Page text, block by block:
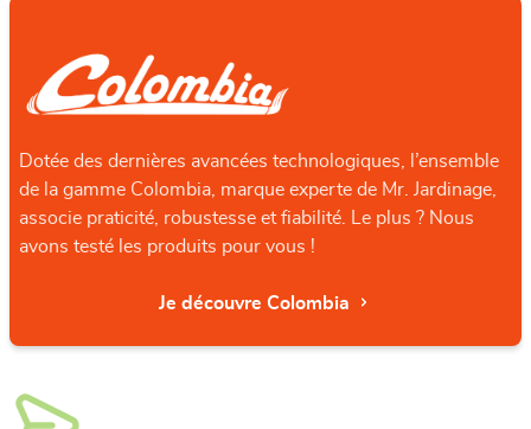
Dotée des dernières avancées technologiques, l’ensemble
de la gamme Colombia, marque experte de Mr. Jardinage,
associe praticité, robustesse et fiabilité. Le plus ? Nous
avons testé les produits pour vous !
Je découvre Colombia